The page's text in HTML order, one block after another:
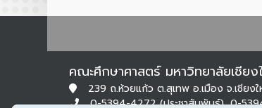
คณะศึกษาศาสตร์ มหาวิทยาลัยเชียง
239 ถ.ห้วยแก้ว ต.สุเทพ อ.เมือง จ.เชียง
0-5394-4272 (ประชาสัมพันธ์), 0-